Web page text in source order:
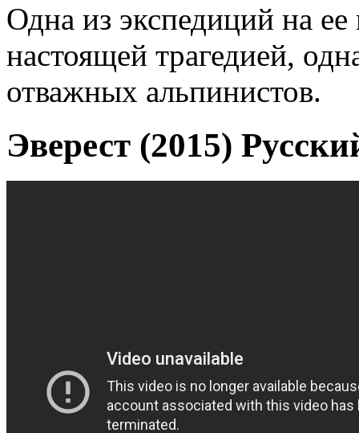
Одна из экспедиций на
настоящей трагедией,
отважных альпинистов.
Эверест (2015)